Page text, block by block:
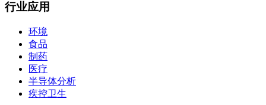
行业应用
环境
食品
制药
医疗
半导体分析
疾控卫生